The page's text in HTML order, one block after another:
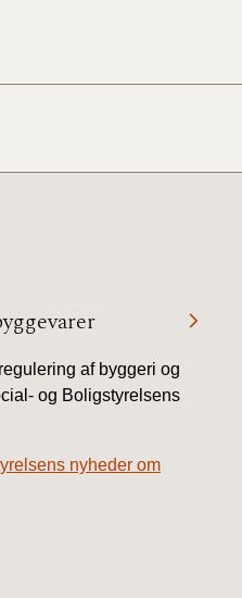
af byggeri og
og Boligstyrelsens
nyheder om